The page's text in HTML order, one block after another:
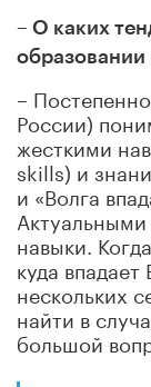
– О каких
образовании
–
России)
жесткими
skills) и
и «Волга
навыки.
куда
нескольких
найти в
большой